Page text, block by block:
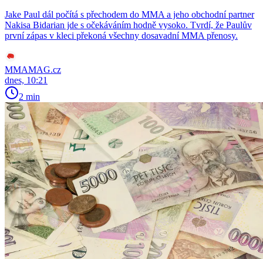
Jake Paul dál počítá s přechodem do MMA a jeho obchodní partner
Nakisa Bidarian jde s očekáváním hodně vysoko. Tvrdí, že Paulův
první zápas v kleci překoná všechny dosavadní MMA přenosy.
MMAMAG.cz
dnes, 10:21
2 min